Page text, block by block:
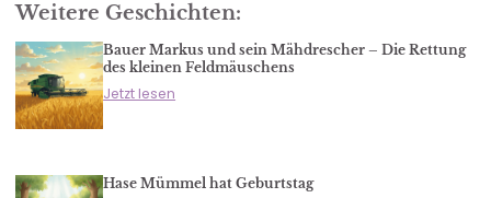
Weitere Geschichten:
Bauer Markus und sein Mähdrescher – Die Rettung
des kleinen Feldmäuschens
Jetzt lesen
Hase Mümmel hat Geburtstag